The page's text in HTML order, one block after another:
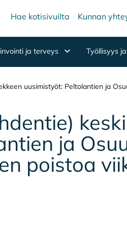
Hae kotisivuilta Kunnan
ja terveys Työllisyys
uusimistyöt: Peltolantien ja
ja
pois­toa